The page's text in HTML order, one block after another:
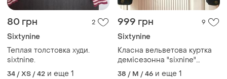
80 грн 2
Sixtynine
Теплая толстовка худи.
sixtnine.
34 / XS / 42 и еще 1
999 грн 9
Sixtynine
Класна вельветова куртка
демісезонна "sixnine"
темно-синього кольору
38 / M / 46 и еще 1